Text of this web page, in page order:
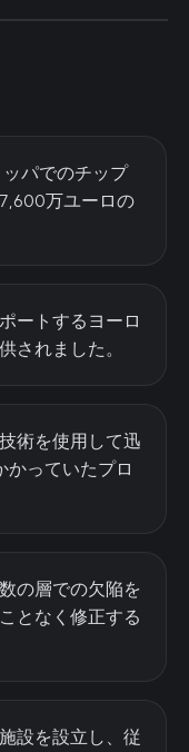
パでのチップ
万ユーロの
ートするヨーロ
されました。
術を使用して迅
かっていたプロ
の層での欠陥を
となく修正する
設を設立し、従